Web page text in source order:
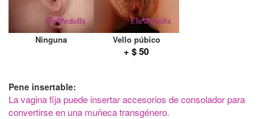
Ninguna Vello púbico
+ $ 50
Pene insertable:
La vagina fija puede insertar accesorios de consolador para
convertirse en una muñeca transgénero.